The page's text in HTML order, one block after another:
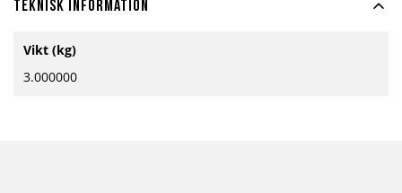
Teknisk information
information
Vikt (kg)
3.000000